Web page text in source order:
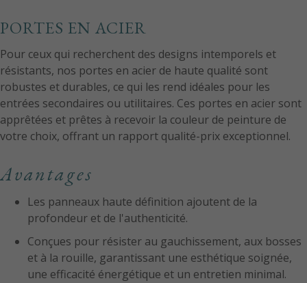
PORTES EN ACIER
Pour ceux qui recherchent des designs intemporels et
résistants, nos portes en acier de haute qualité sont
robustes et durables, ce qui les rend idéales pour les
entrées secondaires ou utilitaires. Ces portes en acier sont
apprêtées et prêtes à recevoir la couleur de peinture de
votre choix, offrant un rapport qualité-prix exceptionnel.
Avantages
Les panneaux haute définition ajoutent de la
profondeur et de l'authenticité.
Conçues pour résister au gauchissement, aux bosses
et à la rouille, garantissant une esthétique soignée,
une efficacité énergétique et un entretien minimal.